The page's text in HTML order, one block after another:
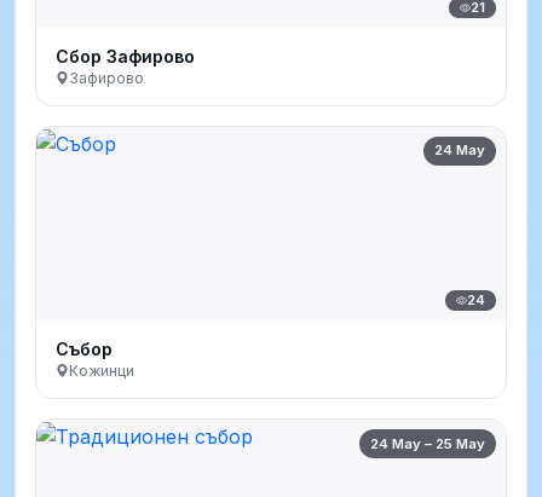
21
Сбор Зафирово
Зафирово
24 May
24
Събор
Кожинци
24 May – 25 May